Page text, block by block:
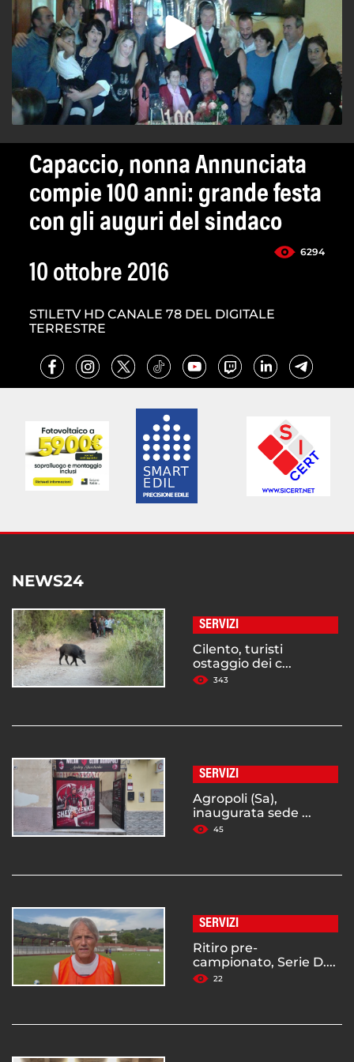
Capaccio, nonna Annunciata
compie 100 anni: grande festa
con gli auguri del sindaco
6294
10 ottobre 2016
STILETV HD CANALE 78 DEL DIGITALE
TERRESTRE
NEWS24
SERVIZI
Cilento, turisti
ostaggio dei c...
343
SERVIZI
Agropoli (Sa),
inaugurata sede ...
45
SERVIZI
Ritiro pre-
campionato, Serie D....
22